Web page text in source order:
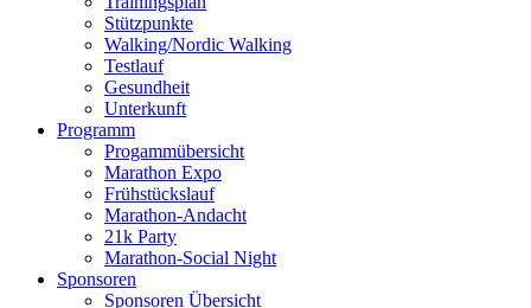
Stützpunkte
Walking/Nordic Walking
Testlauf
Gesundheit
Unterkunft
Programm
Progammübersicht
Marathon Expo
Frühstückslauf
Marathon-Andacht
21k Party
Marathon-Social Night
Sponsoren
Sponsoren Übersicht